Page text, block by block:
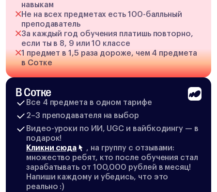
навыкам
Не на всех предметах есть 100-балльный
преподаватель
За каждый год обучения платишь повторно,
если ты в 8, 9 или 10 классе
1 предмет в 1,5 раза дороже, чем 4 предмета
в Сотке
В Сотке
Все 4 предмета в одном тарифе
2–3 преподавателя на выбор
Видео-уроки по ИИ, UGC и вайбкодингу — в
подарок!
Кликни сюда
, на группу с отзывами:
множество ребят, кто после обучения стал
зарабатывать от 100,000 рублей в месяц!
Напиши каждому и убедись, что это
реально :)